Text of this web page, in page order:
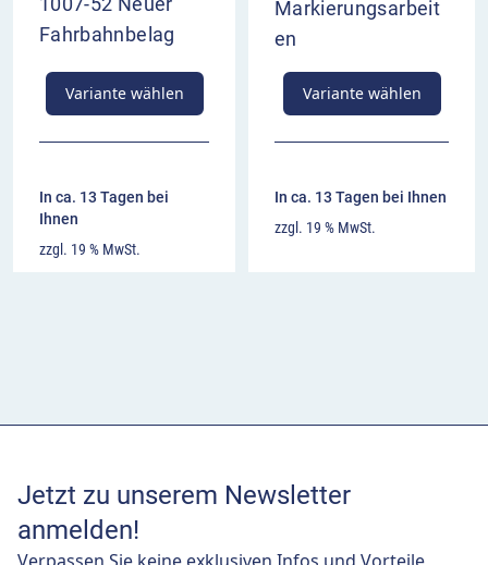
Fahrbahnbelag
Variante wählen
In ca. 13 Tagen bei
Ihnen
zzgl. 19 % MwSt.
Markierungsarbeit
en
Variante wählen
In ca. 13 Tagen bei Ihnen
zzgl. 19 % MwSt.
Jetzt zu unserem Newsletter
anmelden!